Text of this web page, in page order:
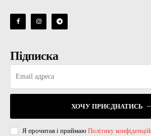
Підписка
ХОЧУ ПРИЄДНАТИСЬ
Я прочитав і приймаю Політику